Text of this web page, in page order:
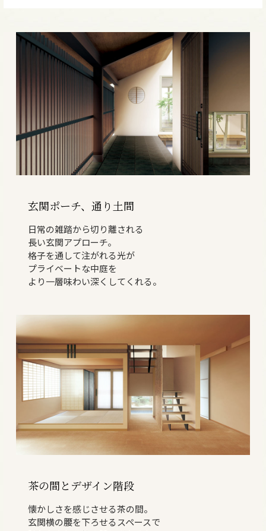
玄関ポーチ、通り土間
日常の雑踏から切り離される
長い玄関アプローチ。
格子を通して注がれる光が
プライベートな中庭を
より一層味わい深くしてくれる。
茶の間とデザイン階段
懐かしさを感じさせる茶の間。
玄関横の腰を下ろせるスペースで